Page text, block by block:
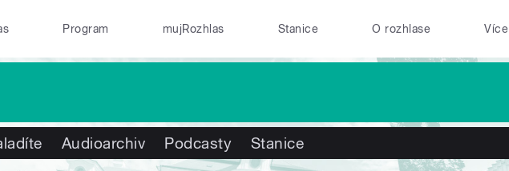
Program mujRozhlas Stanice O rozhlase Více
Audioarchiv Podcasty Stanice